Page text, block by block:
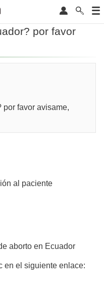
por favor
favor avisame,
al paciente
aborto en Ecuador
en el siguiente enlace: